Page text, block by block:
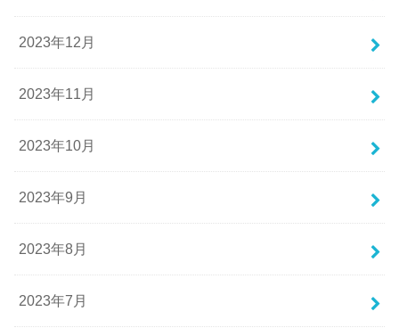
2023年12月
2023年11月
2023年10月
2023年9月
2023年8月
2023年7月